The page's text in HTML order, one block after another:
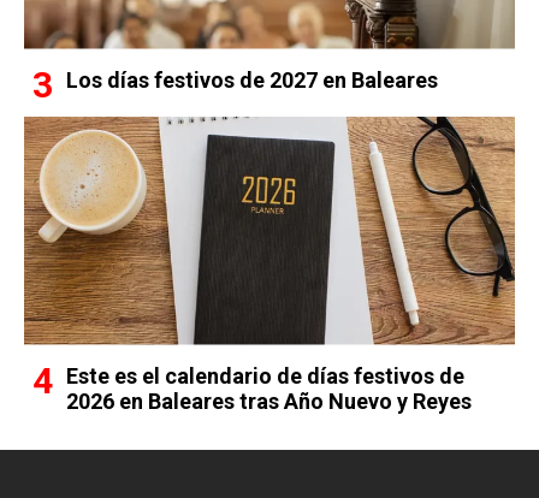
Los días festivos de 2027 en Baleares
Este es el calendario de días festivos de
2026 en Baleares tras Año Nuevo y Reyes